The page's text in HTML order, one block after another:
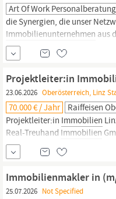
Art Of Work
die Synergien, die unser
Immobilienunternehmen aus
oder nach Vereinbarung einen
Aufgaben: Du führst
Projektleiter:in
23.06.2026 Oberösterreich, Linz
70.000 € / Jahr Raiffeisen
Projektleiter:in Immobilien
Real-Treuhand Immobilien
Mitarbeiter:innen vor allem in
München und Prag tätig und
Tochtergesellschaft der...
Immobilienmakler in
25.07.2026 Not Specified